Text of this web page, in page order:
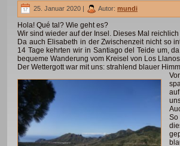
25. Januar 2020 | Autor: mundi
Hola! Qué tal? Wie geht es?
Wir sind wieder auf der Insel. Dieses Mal
Da auch Elisabeth in der Zwischenzeit nicht so
14 Tage kehrten wir in Santiagodel Teide um,
bequeme Wanderung vom Kreisel von Los
Der Wettergott war mit uns: strahlend blauer